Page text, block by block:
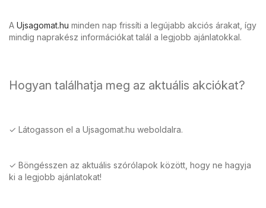
A Ujsagomat.hu minden nap frissíti a legújabb akciós árakat, így
mindig naprakész információkat talál a legjobb ajánlatokkal.
Hogyan találhatja meg az aktuális akciókat?
✓ Látogasson el a Ujsagomat.hu weboldalra.
✓ Böngésszen az aktuális szórólapok között, hogy ne hagyja
ki a legjobb ajánlatokat!